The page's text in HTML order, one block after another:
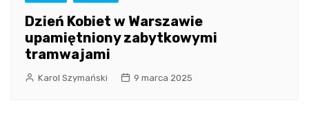
Dzień Kobiet w Warszawie
upamiętniony zabytkowymi
tramwajami
Karol Szymański 9 marca 2025